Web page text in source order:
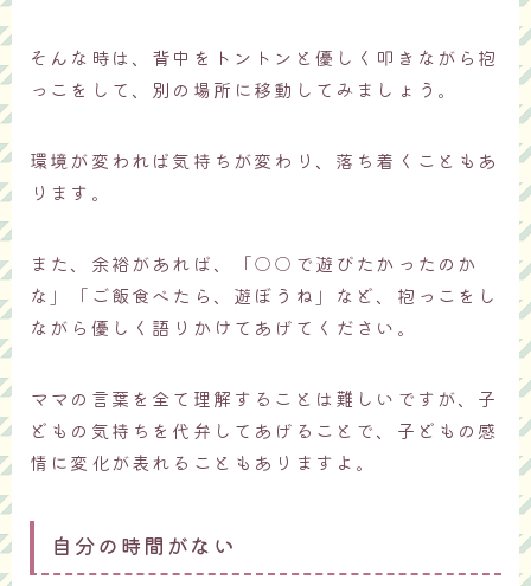
そんな時は、背中をトントンと優しく叩きながら抱
っこをして、別の場所に移動してみましょう。
環境が変われば気持ちが変わり、落ち着くこともあ
ります。
また、余裕があれば、「○○で遊びたかったのか
な」「ご飯食べたら、遊ぼうね」など、抱っこをし
ながら優しく語りかけてあげてください。
ママの言葉を全て理解することは難しいですが、子
どもの気持ちを代弁してあげることで、子どもの感
情に変化が表れることもありますよ。
自分の時間がない